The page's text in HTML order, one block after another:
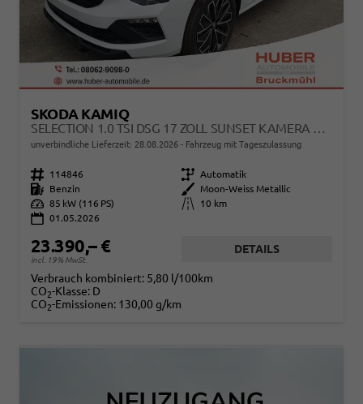
SKODA KAMIQ
SELECTION 1.0 TSI DSG 17 ZOLL SUNSET KAMERA PDC V+H
unverbindliche Lieferzeit: 28.08.2026 Fahrzeug mit Tageszulassung
Fahrzeugnr. 114846 Getriebe Automatik
Kraftstoff
Benzin Außenfarbe
Moon-Weiss Metallic
Leistung 85 kW (116 PS) Kilometerstand
10 km
01.05.2026
23.390,– €
incl. 19% MwSt.
DETAILS
Verbrauch kombiniert: 5,80 l/100km
CO2-Klasse: D
CO2-Emissionen: 130,00 g/km